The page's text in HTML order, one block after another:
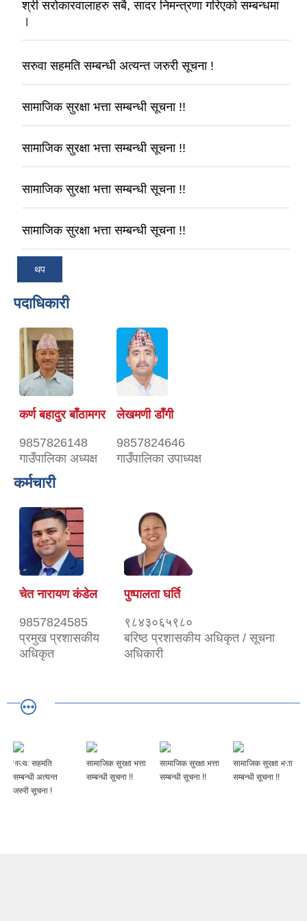
श्री सरोकारवालाहरु सबै, सादर निमन्त्रणा गरिएको सम्बन्धमा
।
सरुवा सहमति सम्बन्धी अत्यन्त जरुरी सूचना !
सामाजिक सुरक्षा भत्ता सम्बन्धी सूचना !!
सामाजिक सुरक्षा भत्ता सम्बन्धी सूचना !!
सामाजिक सुरक्षा भत्ता सम्बन्धी सूचना !!
सामाजिक सुरक्षा भत्ता सम्बन्धी सूचना !!
थप
पदाधिकारी
कर्ण बहादुर बाँठामगर
9857826148
गाउँपालिका अध्यक्ष
लेखमणी डाँगी
9857824646
गाउँपालिका उपाध्यक्ष
कर्मचारी
चेत नारायण कंडेल
9857824585
प्रमुख प्रशासकीय
अधिकृत
पुष्पालता घर्ति
९८४३०६५९८०
बरिष्ठ प्रशासकीय अधिकृत / सूचना
अधिकारी
सरुवा सहमति
सम्बन्धी अत्यन्त
जरुरी सूचना !
सामाजिक सुरक्षा भत्ता
सम्बन्धी सूचना !!
सामाजिक सुरक्षा भत्ता
सम्बन्धी सूचना !!
सामाजिक सुरक्षा भत्ता
सम्बन्धी सूचना !!